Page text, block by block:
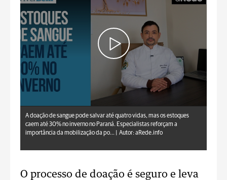
A doação de sangue pode salvar até quatro vidas, mas os estoques
caem até 30% no inverno no Paraná. Especialistas reforçam a
importância da mobilização da po... |
Autor: aRede.info
O processo de doação é seguro e leva